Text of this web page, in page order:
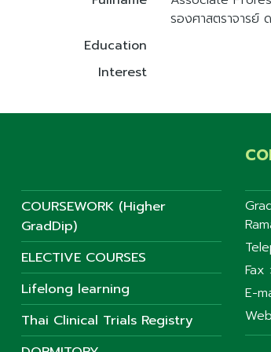
รองศาสตราจารย์
Education
Interest
COURSEWORK (Higher
GradDip)
ELECTIVE COURSES
Lifelong learning
Thai Clinical Trials Registry
E-